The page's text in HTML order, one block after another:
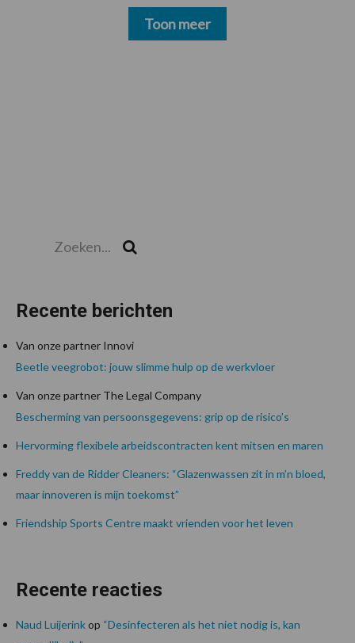
Toon meer
Recente berichten
Van onze partner Innovi
Beetle veegrobot: jouw slimme hulp op de werkvloer
Van onze partner The Legal Company
Bescherming van persoonsgegevens: grip op de risico’s
Hervorming flexibele arbeidscontracten kent mitsen en maren
Freddy van de Ridder Cleaners: “Glazenwassen zit in m’n bloed,
maar innoveren is mijn toekomst”
Friendship Sports Centre maakt vrienden voor het leven
Recente reacties
Naud Luijerinkop “Desinfecteren als het niet nodig is, kan